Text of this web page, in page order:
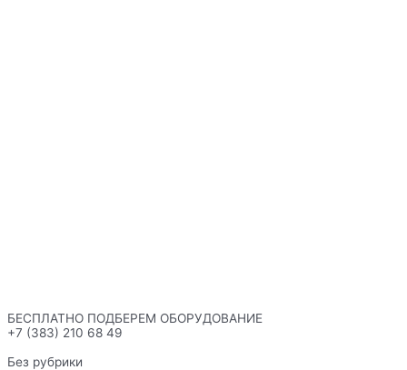
БЕСПЛАТНО ПОДБЕРЕМ ОБОРУДОВАНИЕ
+7 (383) 210 68 49
Без рубрики